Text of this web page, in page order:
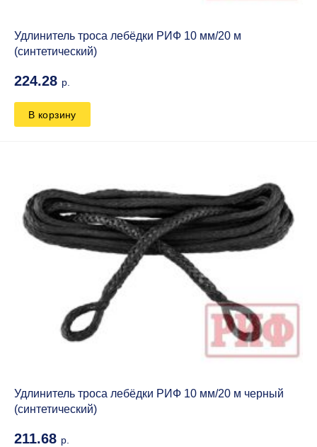
Удлинитель троса лебёдки РИФ 10 мм/20 м
(синтетический)
224.28 р.
В корзину
Удлинитель троса лебёдки РИФ 10 мм/20 м черный
(синтетический)
211.68 р.